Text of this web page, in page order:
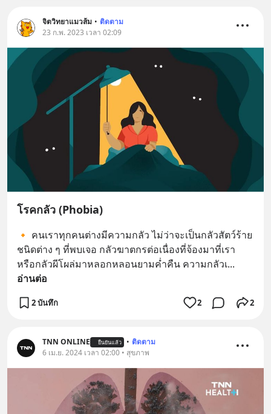
จิตวิทยาแมวส้ม • ติดตาม
23 ก.พ. 2023 เวลา 02:09
โรคกลัว (Phobia)
🔸 คนเราทุกคนต่างมีความกลัว ไม่ว่าจะเป็นกลัวสัตว์ร้าย
ชนิดต่าง ๆ ที่พบเจอ กลัวฆาตกรต่อเนื่องที่จ้องมาที่เรา
หรือกลัวผีโผล่มาหลอกหลอนยามค่ำคืน ความกลัวเ
อ่านต่อ
2 บันทึก 2 2
TNN ONLINE ยืนยันแล้ว • ติดตาม
6 เม.ย. 2024 เวลา 02:00 • สุขภาพ